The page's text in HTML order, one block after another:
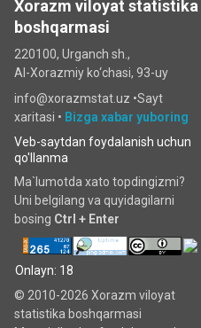
Xorazm viloyat statistika
boshqarmasi
220100, Urganch sh.,
Al-Xorazmiy ko‘chаsi, 93-uy
info@xorazmstat.uz •Sayt
xaritasi • Bizga xabar yuboring
Veb-saytdan foydalanish uchun
qo'llanma
Ma`lumotda xato topdingizmi?
Uni belgilang va quyidagilarni
bosing Ctrl + Enter
Onlayn: 18
© 2010-2026 Xorazm viloyat
statistika boshqarmasi